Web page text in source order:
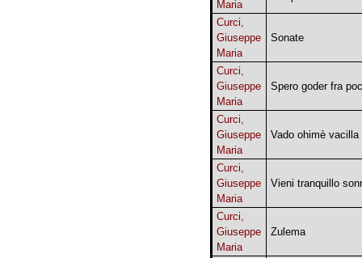
Maria
Curci,
Giuseppe
Maria
Sonate
Curci,
Giuseppe
Maria
Spero goder fra
Curci,
Giuseppe
Maria
Vado ohimè vacilla
Curci,
Giuseppe
Maria
Vieni tranquillo
Curci,
Giuseppe
Maria
Zulema